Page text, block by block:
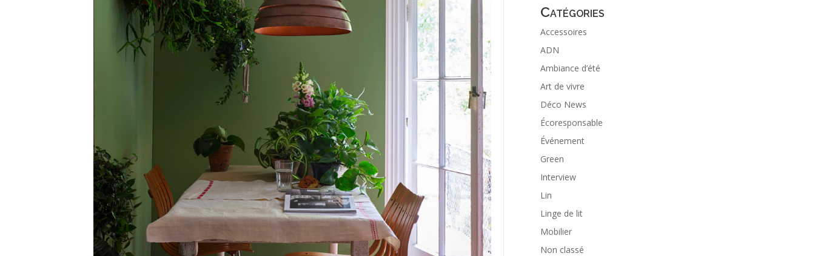
Catégories
Accessoires
ADN
Ambiance d’été
Art de vivre
Déco News
Écoresponsable
Événement
Green
Interview
Lin
Linge de lit
Mobilier
Non classé